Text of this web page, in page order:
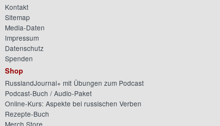
Kontakt
Sitemap
Media-Daten
Impressum
Datenschutz
Spenden
Shop
RusslandJournal+ mit Übungen zum Podcast
Podcast-Buch / Audio-Paket
Online-Kurs: Aspekte bei russischen Verben
Rezepte-Buch
Merch Store